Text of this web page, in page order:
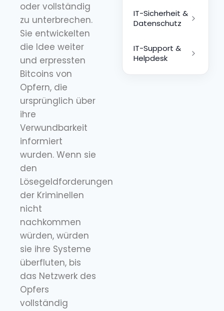
oder vollständig
zu unterbrechen.
Sie entwickelten
die Idee weiter
und erpressten
Bitcoins von
Opfern, die
ursprünglich über
ihre
Verwundbarkeit
informiert
wurden. Wenn sie
den
Lösegeldforderungen
der Kriminellen
nicht
nachkommen
würden, würden
sie ihre Systeme
überfluten, bis
das Netzwerk des
Opfers
vollständig
IT-Sicherheit &
Datenschutz
IT-Support &
Helpdesk